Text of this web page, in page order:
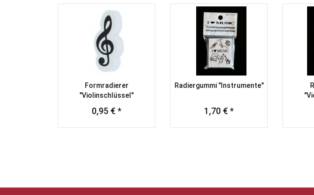
Formradierer
"Violinschlüssel"
0,95 € *
Radiergummi "Instrumente"
1,70 € *